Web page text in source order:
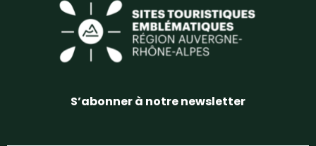
S’abonner à notre newsletter